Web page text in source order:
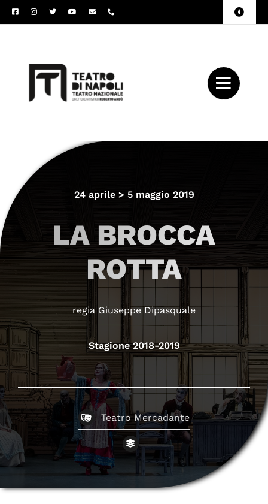
Salta
al
Toggle
24 aprile > 5 maggio 2019
LA BROCCA
ROTTA
regia Giuseppe Dipasquale
Stagione 2018-2019
Teatro Mercadante